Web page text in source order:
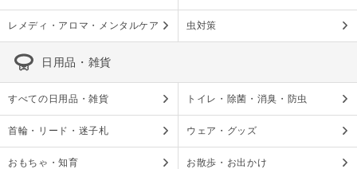
レメディ・アロマ・メンタルケア 虫対策
日用品・雑貨
すべての日用品・雑貨 トイレ・除菌・消臭・防虫
首輪・リード・迷子札 ウェア・グッズ
おもちゃ・知育 お散歩・お出かけ